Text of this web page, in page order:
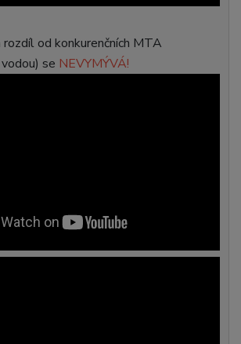
od konkurenčních MTA
se NEVYMÝVÁ!